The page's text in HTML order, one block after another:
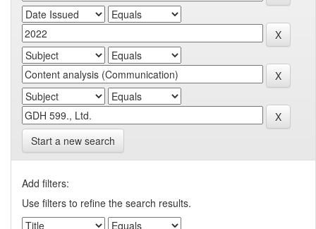
Start a new search
Add filters:
Use filters to refine the search results.